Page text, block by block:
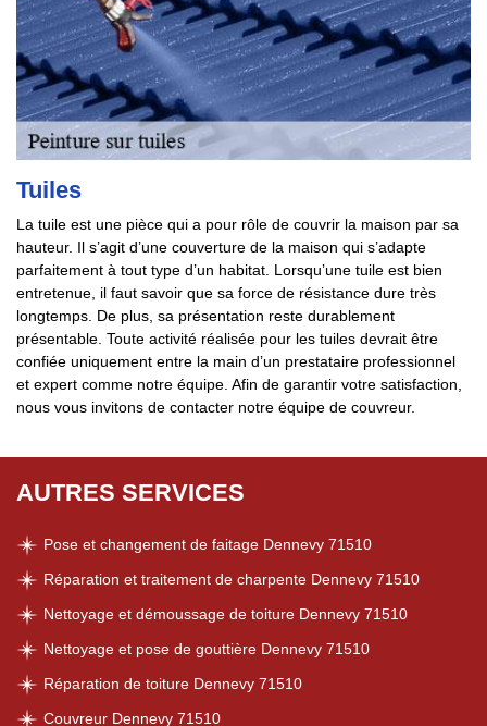
Tuiles
La tuile est une pièce qui a pour rôle de couvrir la maison par sa
hauteur. Il s’agit d’une couverture de la maison qui s’adapte
parfaitement à tout type d’un habitat. Lorsqu’une tuile est bien
entretenue, il faut savoir que sa force de résistance dure très
longtemps. De plus, sa présentation reste durablement
présentable. Toute activité réalisée pour les tuiles devrait être
confiée uniquement entre la main d’un prestataire professionnel
et expert comme notre équipe. Afin de garantir votre satisfaction,
nous vous invitons de contacter notre équipe de couvreur.
AUTRES SERVICES
Pose et changement de faitage Dennevy 71510
Réparation et traitement de charpente Dennevy 71510
Nettoyage et démoussage de toiture Dennevy 71510
Nettoyage et pose de gouttière Dennevy 71510
Réparation de toiture Dennevy 71510
Couvreur Dennevy 71510